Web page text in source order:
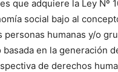
que adquiere la Ley Nº
social bajo al
humanas y/o
en la generación
de derechos